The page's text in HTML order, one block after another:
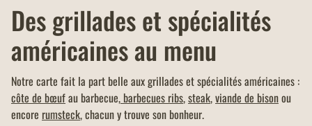
Des grillades et spécialités
américaines au menu
Notre carte fait la part belle aux grillades et spécialités américaines :
côte de bœufau barbecue, barbecues ribs,steak,viande de bisonou
encore rumsteck, chacun y trouve son bonheur.